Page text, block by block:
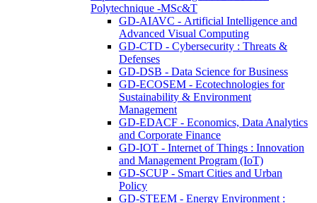
Polytechnique -MSc&T
GD-AIAVC - Artificial Intelligence and
Advanced Visual Computing
GD-CTD - Cybersecurity : Threats &
Defenses
GD-DSB - Data Science for Business
GD-ECOSEM - Ecotechnologies for
Sustainability & Environment
Management
GD-EDACF - Economics, Data Analytics
and Corporate Finance
GD-IOT - Internet of Things : Innovation
and Management Program (IoT)
GD-SCUP - Smart Cities and Urban
Policy
GD-STEEM - Energy Environment :